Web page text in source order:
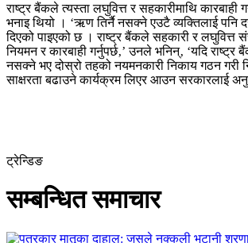
राष्ट्र बैंकले त्यस्ता लघुवित्त र सहकारीमाथि कारबाही
भनाइ थियो । ‘ऋण तिर्नै नसक्ने एउटै व्यक्तिलाई पनि
दिएको पाइएको छ । राष्ट्र बैंकले सहकारी र लघुवित्त
नियमन र कारबाही गर्नुपर्छ‚’ उनले भनिन्‚ ‘यदि
नसक्ने भए दोस्रो तहको नयमनकारी निकाय गठन गरी
साक्षरता बढाउने कार्यक्रम लिएर आउन सरकारलाई
ट्रेन्डिङ
सम्बन्धित समाचार